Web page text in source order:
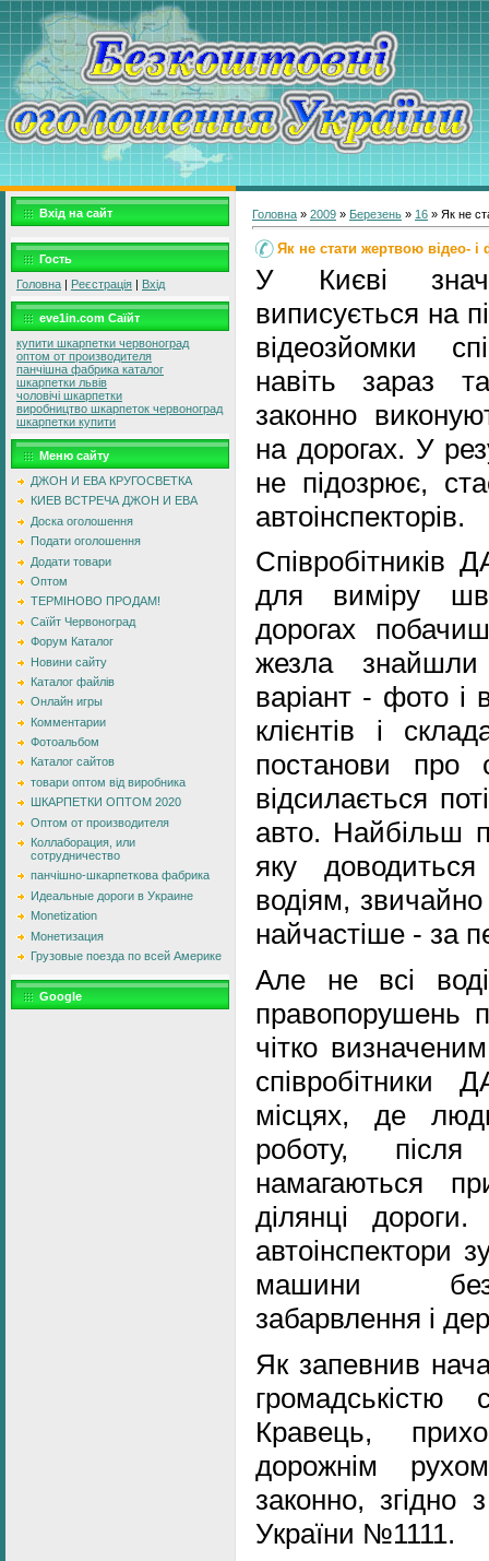
Вхід на сайт
Гость
Головна | Реєстрація | Вхід
eve1in.com Саїйт
купити шкарпетки червоноград
оптом от производителя
панчішна фабрика каталог
шкарпетки львів
чоловічі шкарпетки
виробництво шкарпеток червоноград
шкарпетки купити
Меню сайту
ДЖОН И ЕВА КРУГОСВЕТКА
КИЕВ ВСТРЕЧА ДЖОН И ЕВА
Доска оголошення
Подати оголошення
Додати товари
Оптом
ТЕРМІНОВО ПРОДАМ!
Саїйт Червоноград
Форум Каталог
Новини сайту
Каталог файлів
Онлайн игры
Комментарии
Фотоальбом
Каталог сайтов
товари оптом від виробника
ШКАРПЕТКИ ОПТОМ 2020
Оптом от производителя
Коллаборация, или
сотрудничество
панчішно-шкарпеткова фабрика
Идеальные дороги в Украине
Monetization
Монетизация
Грузовые поезда по всей Америке
Google
Головна » 2009 » Березень » 16 » Як не
Як не стати жертвою відео- і
У Києві
виписується на
відеозйомки
навіть зараз
законно
на дорогах. У
не підозрює,
автоінспекторів.
Співробітників
для виміру
дорогах
жезла
варіант - фото і
клієнтів і
постанови про
відсилається
авто. Найбільш
яку
водіям,
найчастіше - за
Але не всі
правопорушень
чітко
співробітники
місцях, де
роботу, після
намагаються
ділянці
автоінспектори
машини без
забарвлення і
Як запевнив
громадськістю
Кравець,
дорожнім
законно, згідно
України №1111.